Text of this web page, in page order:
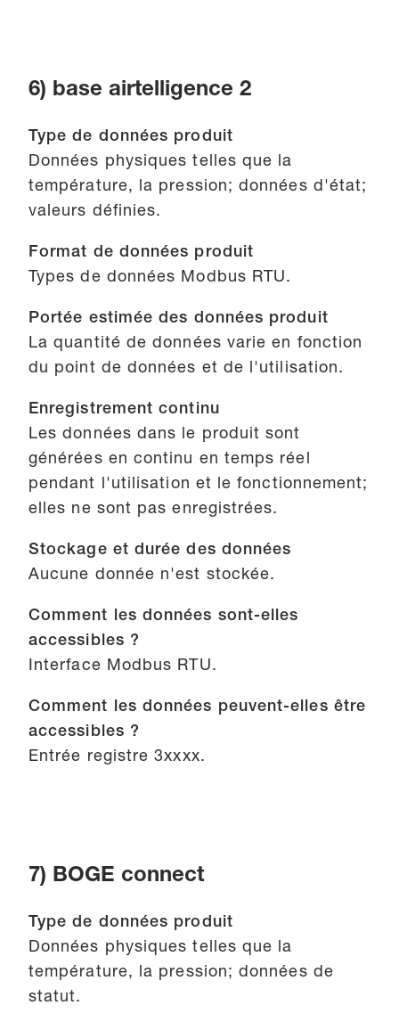
6) base airtelligence 2
Type de données produit
Données physiques telles que la
température, la pression; données d'état;
valeurs définies.
Format de données produit
Types de données Modbus RTU.
Portée estimée des données produit
La quantité de données varie en fonction
du point de données et de l'utilisation.
Enregistrement continu
Les données dans le produit sont
générées en continu en temps réel
pendant l'utilisation et le fonctionnement;
elles ne sont pas enregistrées.
Stockage et durée des données
Aucune donnée n'est stockée.
Comment les données sont-elles
accessibles ?
Interface Modbus RTU.
Comment les données peuvent-elles être
accessibles ?
Entrée registre 3xxxx.
7) BOGE connect
Type de données produit
Données physiques telles que la
température, la pression; données de
statut.